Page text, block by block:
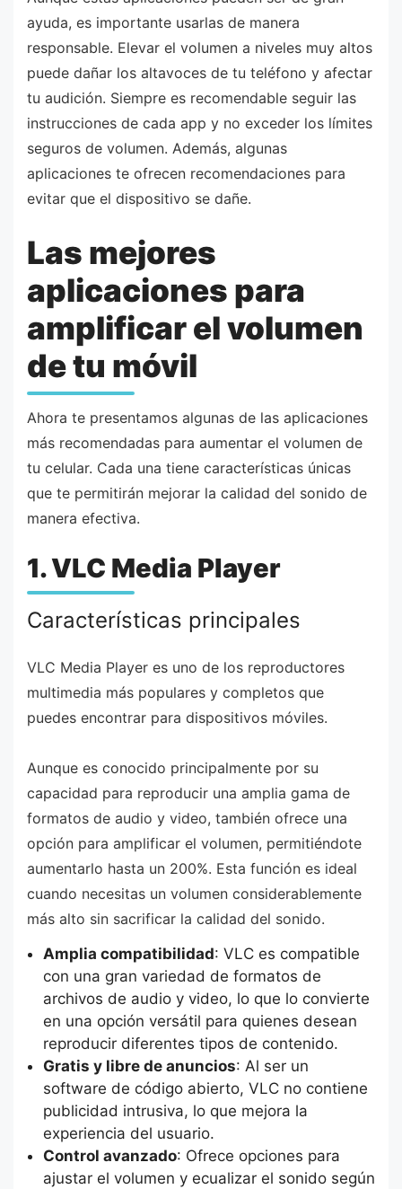
ayuda, es importante usarlas de manera
responsable. Elevar el volumen a niveles muy altos
puede dañar los altavoces de tu teléfono y afectar
tu audición. Siempre es recomendable seguir las
instrucciones de cada app y no exceder los límites
seguros de volumen. Además, algunas
aplicaciones te ofrecen recomendaciones para
evitar que el dispositivo se dañe.
Las mejores
aplicaciones para
amplificar el volumen
de tu móvil
Ahora te presentamos algunas de las aplicaciones
más recomendadas para aumentar el volumen de
tu celular. Cada una tiene características únicas
que te permitirán mejorar la calidad del sonido de
manera efectiva.
1. VLC Media Player
Características principales
VLC Media Player es uno de los reproductores
multimedia más populares y completos que
puedes encontrar para dispositivos móviles.
Aunque es conocido principalmente por su
capacidad para reproducir una amplia gama de
formatos de audio y video, también ofrece una
opción para amplificar el volumen, permitiéndote
aumentarlo hasta un 200%. Esta función es ideal
cuando necesitas un volumen considerablemente
más alto sin sacrificar la calidad del sonido.
Amplia compatibilidad: VLC es compatible
con una gran variedad de formatos de
archivos de audio y video, lo que lo convierte
en una opción versátil para quienes desean
reproducir diferentes tipos de contenido.
Gratis y libre de anuncios: Al ser un
software de código abierto, VLC no contiene
publicidad intrusiva, lo que mejora la
experiencia del usuario.
Control avanzado: Ofrece opciones para
ajustar el volumen y ecualizar el sonido según